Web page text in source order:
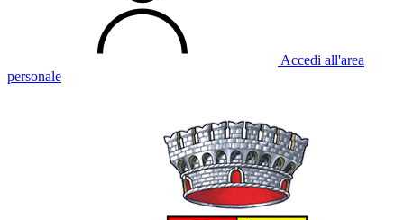
Accedi all'area
personale